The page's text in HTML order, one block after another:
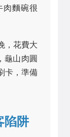
肉麵碗很
，花費大
龜山肉圓
卡，準備
陷阱